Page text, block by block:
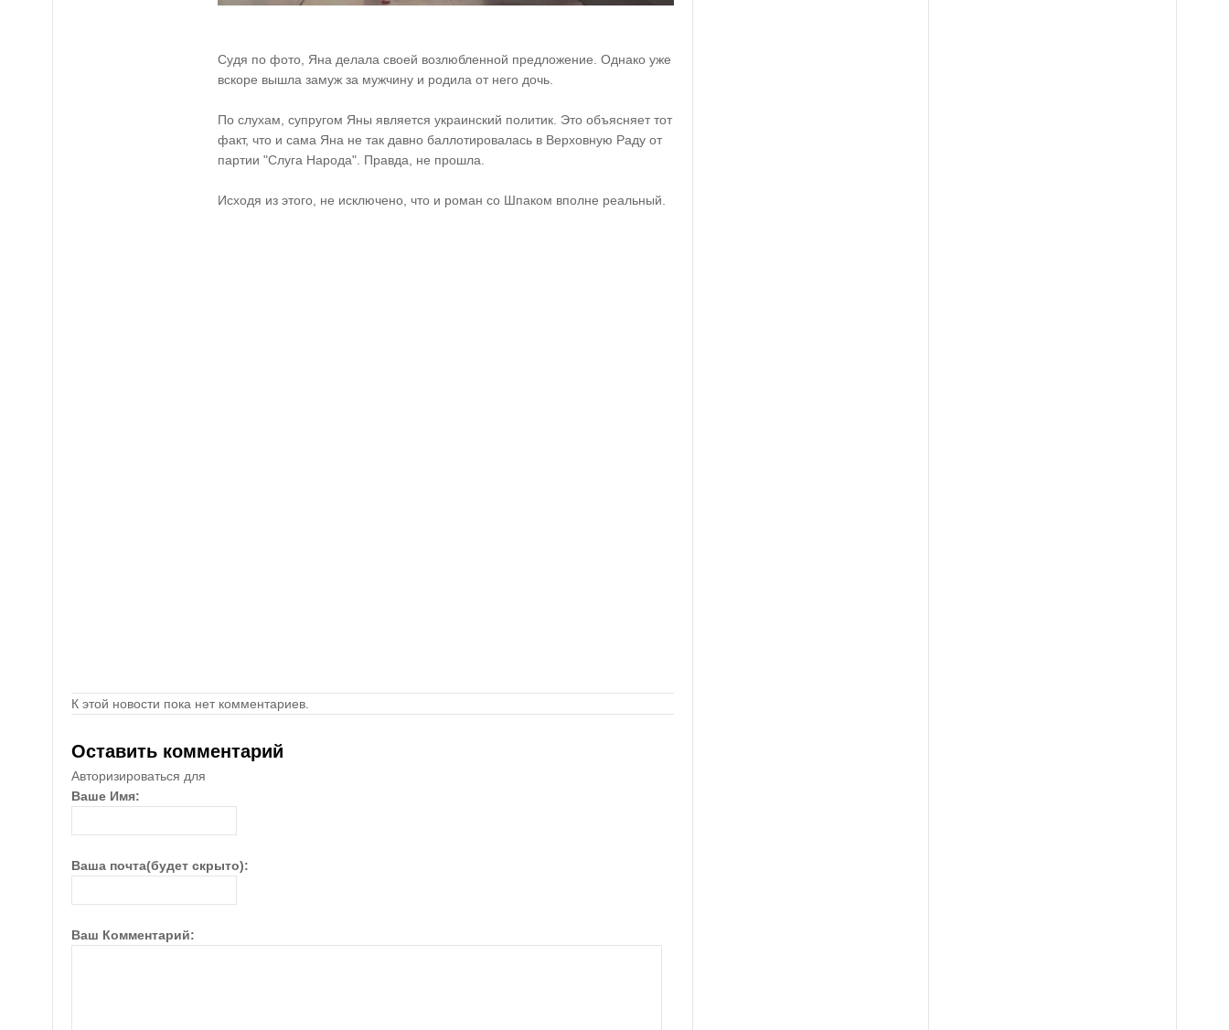
Судя по фото, Яна делала своей возлюбленной предложение. Однако уже
вскоре вышла замуж за мужчину и родила от него дочь.
По слухам, супругом Яны является украинский политик. Это объясняет тот
факт, что и сама Яна не так давно баллотировалась в Верховную Раду от
партии "Слуга Народа". Правда, не прошла.
Исходя из этого, не исключено, что и роман со Шпаком вполне реальный.
К этой новости пока нет комментариев.
Оставить комментарий
Авторизироваться для
Ваше Имя:
Ваша почта(будет скрыто):
Ваш Комментарий: